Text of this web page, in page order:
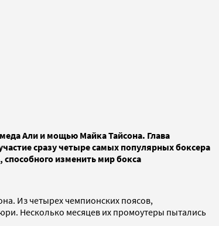
Али и мощью Майка Тайсона. Глава
сразу четыре самых популярных боксера
изменить мир бокса
Из четырех чемпионских поясов,
Несколько месяцев их промоутеры пытались